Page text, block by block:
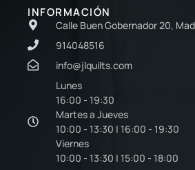
INFORMACIÓN
Calle Buen Gobernador 20,
914048516
info@jlquilts.com
Lunes
16:00 - 19:30
Martes a Jueves
10:00 - 13:30 | 16:00 - 19:30
Viernes
10:00 - 13:30 | 15:00 - 18:00